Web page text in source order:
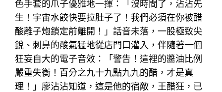
色手套的爪子優雅地一揮：「沒時間了，沾沾先
生！宇宙水餃快要拉肚子了！我們必須在你被醋
酸離子炮鎖定前離開！」話音未落，一股極致尖
銳、刺鼻的酸氣猛地從店門口灌入，伴隨著一個
狂妄自大的電子音效：「警告！這裡的醬油比例
嚴重失衡！百分之九十九點九九的醋，才是真
理！」廖沾沾知道，這是他的宿敵，王醋狂，已